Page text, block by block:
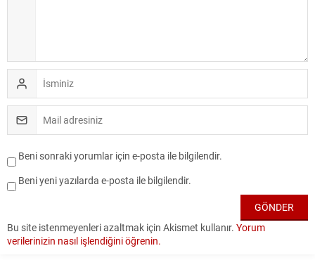
Beni sonraki yorumlar için e-posta ile bilgilendir.
Beni yeni yazılarda e-posta ile bilgilendir.
Bu site istenmeyenleri azaltmak için Akismet kullanır. Yorum
verilerinizin nasıl işlendiğini öğrenin.